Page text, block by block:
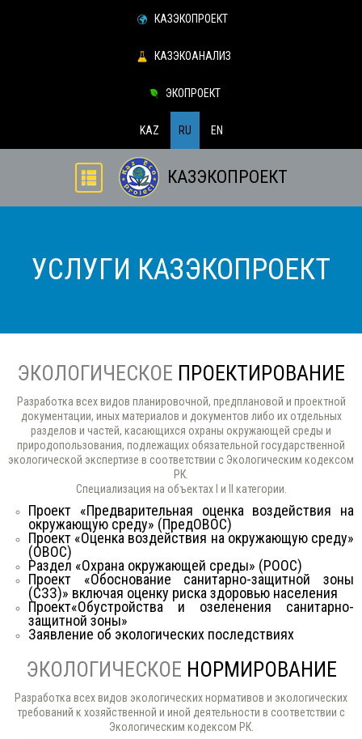
КАЗЭКОПРОЕКТ
КАЗЭКОАНАЛИЗ
ЭКОПРОЕКТ
KAZ RU EN
КАЗЭКОПРОЕКТ
УСЛУГИ КАЗЭКОПРОЕКТ
ЭКОЛОГИЧЕСКОЕ ПРОЕКТИРОВАНИЕ
Разработка всех видов планировочной, предплановой и проектной
документации, иных материалов и документов либо их отдельных
разделов и частей, касающихся охраны окружающей среды и
природопользования, подлежащих обязательной государственной
экологической экспертизе в соответствии с Экологическим кодексом
РК.
Cпециализация на объектах I и II категории.
Проект «Предварительная оценка воздействия на
окружающую среду» (ПредОВОС)
Проект «Оценка воздействия на окружающую среду»
(ОВОС)
Раздел «Охрана окружающей среды» (РООС)
Проект «Обоснование санитарно-защитной зоны
(СЗЗ)» включая оценку риска здоровью населения
Проект«Обустройства и озеленения санитарно-
защитной зоны»
Заявление об экологических последствиях
ЭКОЛОГИЧЕСКОЕ НОРМИРОВАНИЕ
Разработка всех видов экологических нормативов и экологических
требований к хозяйственной и иной деятельности в соответствии с
Экологическим кодексом РК.